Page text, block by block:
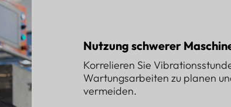
Nutzung schwerer
Korrelieren Sie
Wartungsarbeiten zu planen
vermeiden.